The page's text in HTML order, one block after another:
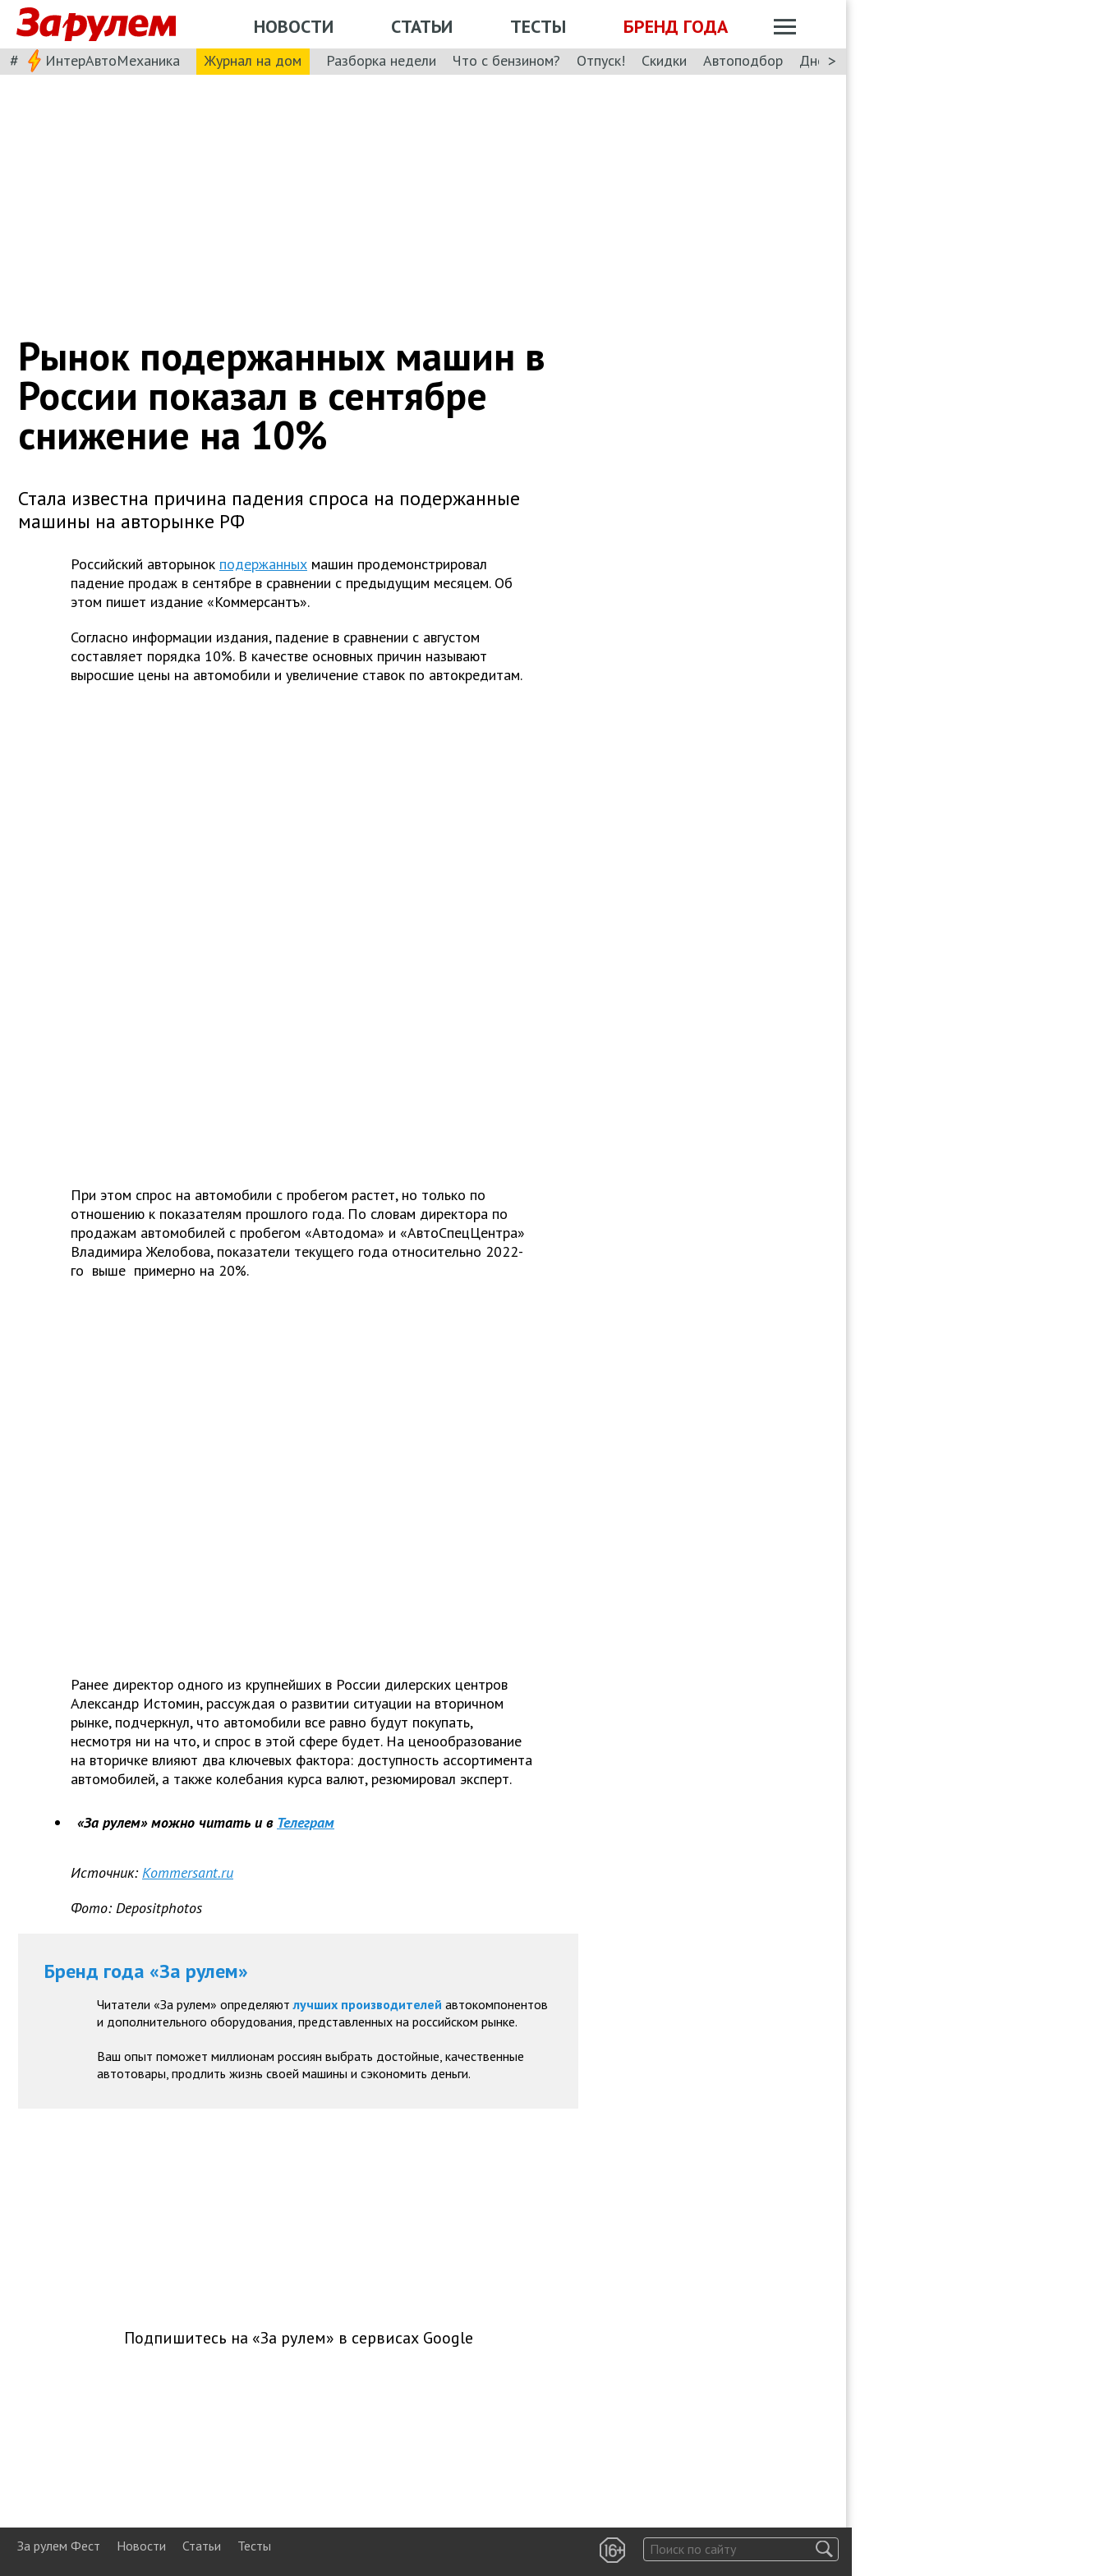
НОВОСТИ СТАТЬИ ТЕСТЫ БРЕНД ГОДА
# ИнтерАвтоМеханика Журнал на дом Разборка недели Что с бензином? Отпуск! Скидки Автоподбор Дневник: Лада Искра
>
Рынок подержанных машин в
России показал в сентябре
снижение на 10%
Стала известна причина падения спроса на подержанные
машины на авторынке РФ
Российский авторынок подержанных машин продемонстрировал
падение продаж в сентябре в сравнении с предыдущим месяцем. Об
этом пишет издание «Коммерсантъ».
Согласно информации издания, падение в сравнении с августом
составляет порядка 10%. В качестве основных причин называют
выросшие цены на автомобили и увеличение ставок по автокредитам.
При этом спрос на автомобили с пробегом растет, но только по
отношению к показателям прошлого года. По словам директора по
продажам автомобилей с пробегом «Автодома» и «АвтоСпецЦентра»
Владимира Желобова, показатели текущего года относительно 2022-
го выше примерно на 20%.
Ранее директор одного из крупнейших в России дилерских центров
Александр Истомин, рассуждая о развитии ситуации на вторичном
рынке, подчеркнул, что автомобили все равно будут покупать,
несмотря ни на что, и спрос в этой сфере будет. На ценообразование
на вторичке влияют два ключевых фактора: доступность ассортимента
автомобилей, а также колебания курса валют, резюмировал эксперт.
«За рулем» можно читать и в Телеграм
Источник: Kommersant.ru
Фото: Depositphotos
Бренд года «За рулем»
Читатели «За рулем» определяют лучших производителей автокомпонентов
и дополнительного оборудования, представленных на российском рынке.
Ваш опыт поможет миллионам россиян выбрать достойные, качественные
автотовары, продлить жизнь своей машины и сэкономить деньги.
Подпишитесь на «За рулем» в сервисах Google
За рулем Фест Новости Статьи Тесты